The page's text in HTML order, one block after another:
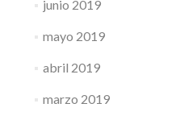
junio 2019
mayo 2019
abril 2019
marzo 2019